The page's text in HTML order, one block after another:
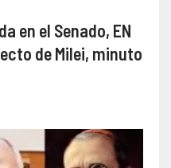
en el Senado, EN
de Milei, minuto